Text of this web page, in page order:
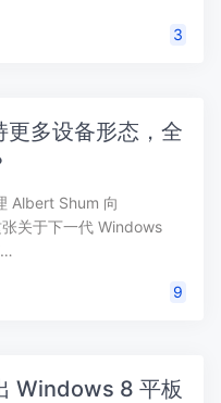
3
多设备形态，全
Albert Shum 向
关于下一代 Windows
9
Windows 8 平板